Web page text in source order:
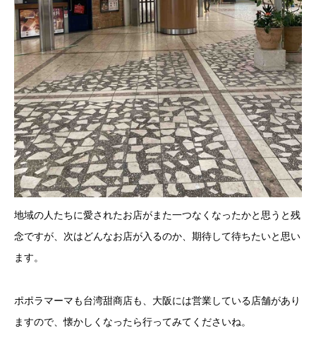
地域の人たちに愛されたお店がまた一つなくなったかと思うと残
念ですが、次はどんなお店が入るのか、期待して待ちたいと思い
ます。
ポポラマーマも台湾甜商店も、大阪には営業している店舗があり
ますので、懐かしくなったら行ってみてくださいね。